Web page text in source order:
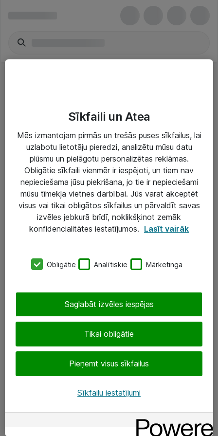
Risinājumi & Pakalpojumi
IT serviss un atbalsts
IT infrastruktūra
Darba vietu IT risinājumi
SIA „ATEA”
+(371) 67 81 90 50
eShop@atea.lv
Sekojiet mums
Sīkfaili un Atea
Mēs izmantojam pirmās un trešās puses sīkfailus, lai
uzlabotu lietotāju pieredzi, analizētu mūsu datu
plūsmu un pielāgotu personalizētas reklāmas.
Obligātie sīkfaili vienmēr ir iespējoti, un tiem nav
nepieciešama jūsu piekrišana, jo tie ir nepieciešami
mūsu tīmekļa vietnes darbībai. Jūs varat akceptēt
visus vai tikai obligātos sīkfailus un pārvaldīt savas
izvēles jebkurā brīdī, noklikšķinot zemāk
konfidencialitātes iestatījumos. Lasīt vairāk
Obligātie Analītiskie Mārketinga
Tikai obligātie
Pieņemt visus sīkfailus
Saglabāt izvēles iespējas
Sīkfailu iestatījumi